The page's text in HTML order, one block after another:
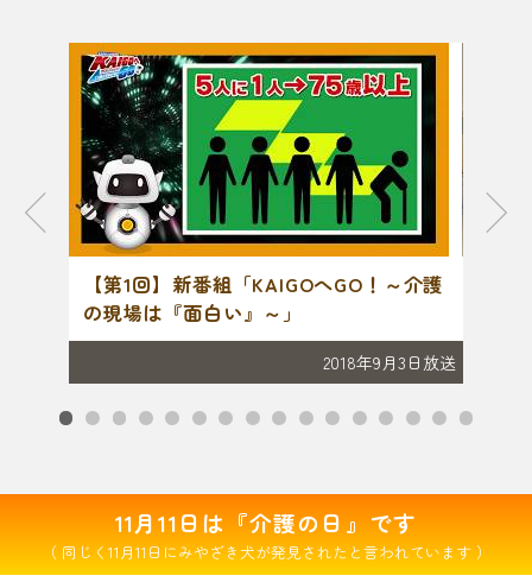
【第1回】新番組「KAIGOへGO！～介護
の現場は『面白い』～」
2018年9月3日放送
11月11日は『介護の日』です
（ 同じく11月11日にみやざき犬が発見されたと言われています ）